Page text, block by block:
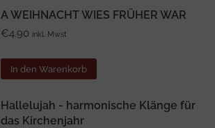
A WEIHNACHT WIES FRÜHER WAR
€4.90 inkl. Mwst
In den Warenkorb
Hallelujah - harmonische Klänge für
das Kirchenjahr